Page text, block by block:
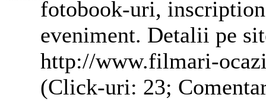
fotobook-uri,
eveniment. Detalii pe
http://www.filmari-
(Click-uri: 23;